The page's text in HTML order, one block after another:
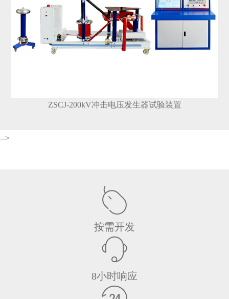
ZSCJ-200kV冲击电压发生器试验装置
-->
按需开发
8小时响应